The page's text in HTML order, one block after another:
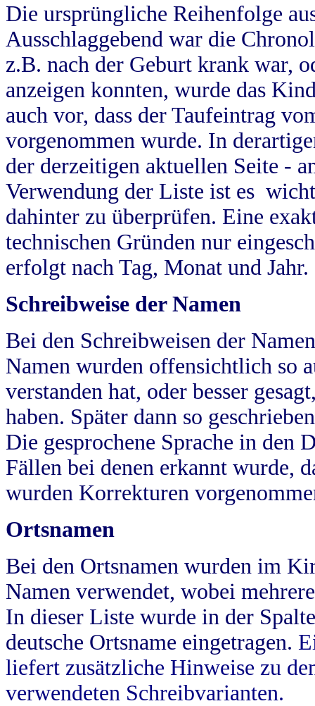
Die ursprüngliche Reihenfolge
Ausschlaggebend war die
z.B. nach der Geburt krank war,
anzeigen konnten, wurde das
auch vor, dass der Taufeintrag
vorgenommen wurde. In
der derzeitigen aktuellen Seite -
Verwendung der Liste ist es
dahinter zu überprüfen. Eine
technischen Gründen nur
erfolgt nach Tag, Monat und Jahr.
Schreibweise der Namen
Bei den Schreibweisen der
Namen wurden offensichtlich so
verstanden hat, oder besser
haben. Später dann so
Die gesprochene Sprache in
Fällen bei denen erkannt wurde,
wurden Korrekturen
Ortsnamen
Bei den Ortsnamen wurden im
Namen verwendet, wobei
In dieser Liste wurde in der
deutsche Ortsname eingetragen.
liefert zusätzliche Hinweise zu
verwendeten Schreibvarianten.